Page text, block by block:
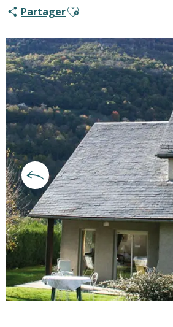
PartagerAjouter aux favoris